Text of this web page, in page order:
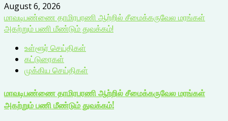
August 6, 2026
மாவடிபண்ணை தாமிரபரணி ஆற்றில் சீமைக்கருவேல மரங்கள்
அகற்றும் பணி மீண்டும் துவக்கம்!
உள்ளூர் செய்திகள்
கட்டுரைகள்
முக்கிய செய்திகள்
மாவடிபண்ணை தாமிரபரணி ஆற்றில் சீமைக்கருவேல மரங்கள்
அகற்றும் பணி மீண்டும் துவக்கம்!